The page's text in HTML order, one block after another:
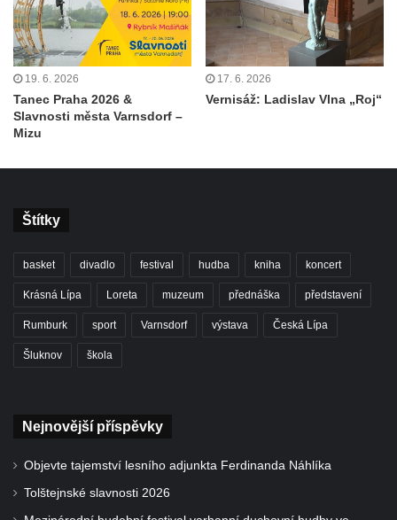
19. 6. 2026
Tanec Praha 2026 &
Slavnosti města Varnsdorf –
Mizu
17. 6. 2026
Vernisáž: Ladislav Vlna „Roj“
Štítky
basket divadlo festival hudba kniha koncert
Krásná Lípa Loreta muzeum přednáška představení
Rumburk sport Varnsdorf výstava Česká Lípa
Šluknov škola
Nejnovější příspěvky
Objevte tajemství lesního adjunkta Ferdinanda Náhlíka
Tolštejnské slavnosti 2026